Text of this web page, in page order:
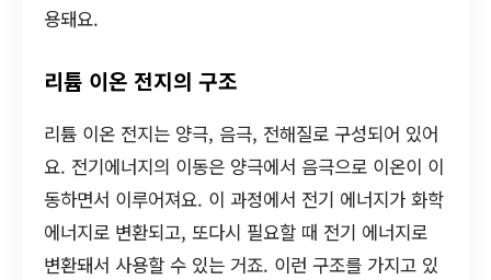
용돼요.
리튬 이온 전지의 구조
리튬 이온 전지는 양극, 음극, 전해질로 구성되어 있어
요. 전기에너지의 이동은 양극에서 음극으로 이온이 이
동하면서 이루어져요. 이 과정에서 전기 에너지가 화학
에너지로 변환되고, 또다시 필요할 때 전기 에너지로
변환돼서 사용할 수 있는 거죠. 이런 구조를 가지고 있